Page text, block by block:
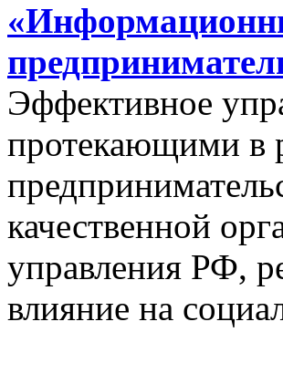
Эффективное
протекающими в
качественной
управления РФ,
влияние на